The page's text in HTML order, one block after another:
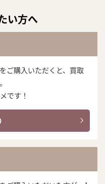
い方へ
ご購入いただくと、買取
です！